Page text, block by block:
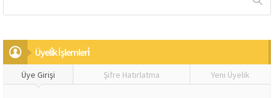
Üyeli̇k İşlemleri̇
Üye Girişi Şifre Hatırlatma Yeni Üyelik